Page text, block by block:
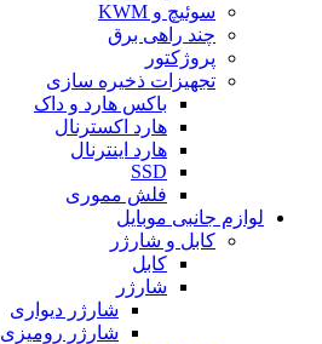
سوئیچ و KWM
چند راهی برق
پروژکتور
تجهیزات ذخیره سازی
باکس هارد و داک
هارد اکسترنال
هارد اینترنال
SSD
فلش مموری
لوازم جانبی موبایل
کابل و شارژر
کابل
شارژر
شارژر دیواری
شارژر رومیزی